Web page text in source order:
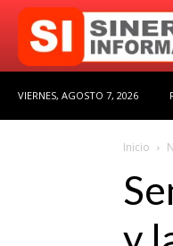
VIERNES, AGOSTO 7, 2026
Inicio